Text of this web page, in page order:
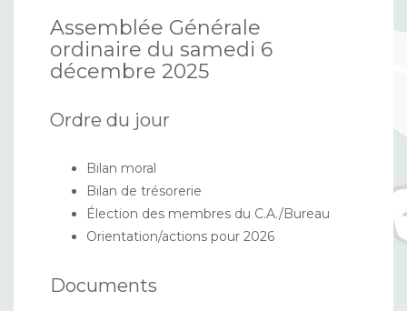
Assemblée Générale
ordinaire du samedi 6
décembre 2025
Ordre du jour
Bilan moral
Bilan de trésorerie
Élection des membres du C.A./Bureau
Orientation/actions pour 2026
Documents